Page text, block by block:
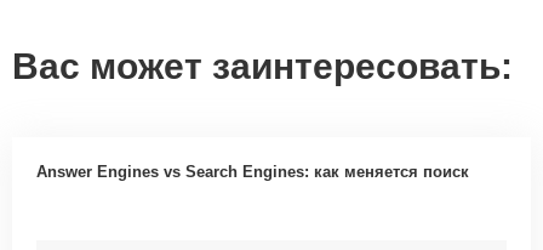
Вас может заинтересовать:
Answer Engines vs Search Engines: как меняется поиск